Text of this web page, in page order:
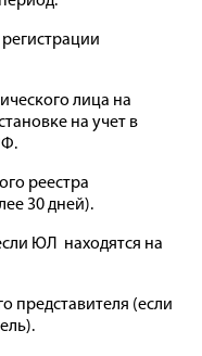
регистрации
лица на
на учет в
реестра
30 дней).
ЮЛ находятся на
представителя (если